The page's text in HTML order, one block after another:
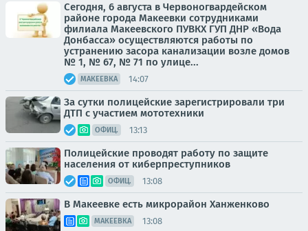
Сегодня, 6 августа в Червоногвардейском
районе города Макеевки сотрудниками
филиала Макеевского ПУВКХ ГУП ДНР «Вода
Донбасса» осуществляются работы по
устранению засора канализации возле домов
№ 1, № 67, № 71 по улице...
МАКЕЕВКА 14:07
За сутки полицейские зарегистрировали три
ДТП с участием мототехники
ОФИЦ. 13:13
Полицейские проводят работу по защите
населения от киберпреступников
ОФИЦ. 13:08
В Макеевке есть микрорайон Ханженково
МАКЕЕВКА 13:08